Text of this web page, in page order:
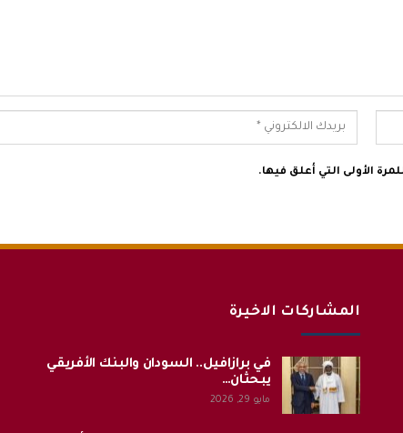
الأولى التي أعلق فيها.
المشاركات الاخيرة
في برازافيل.. السودان والبنك الأفريقي
يبحثان…
مايو 29, 2026